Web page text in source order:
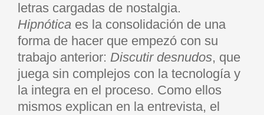
letras cargadas de nostalgia.
Hipnótica es la consolidación de una
forma de hacer que empezó con su
trabajo anterior: Discutir desnudos, que
juega sin complejos con la tecnología y
la integra en el proceso. Como ellos
mismos explican en la entrevista, el